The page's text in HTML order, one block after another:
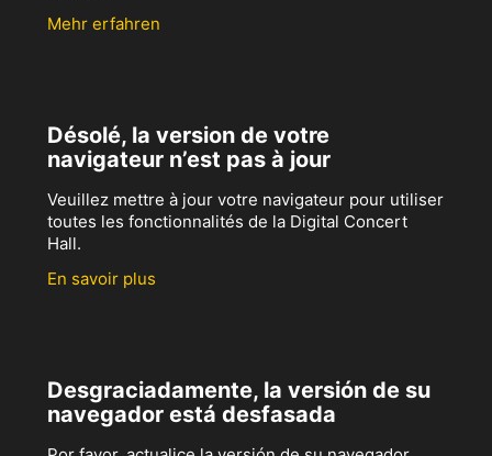
Mehr erfahren
Désolé, la version de votre
navigateur n’est pas à jour
Veuillez mettre à jour votre navigateur pour utiliser
toutes les fonctionnalités de la Digital Concert
Hall.
En savoir plus
Desgraciadamente, la versión de su
navegador está desfasada